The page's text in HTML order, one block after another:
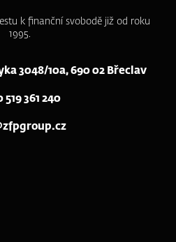
k finanční svobodě již od roku
1995.
3048/10a, 690 02 Břeclav
519 361 240